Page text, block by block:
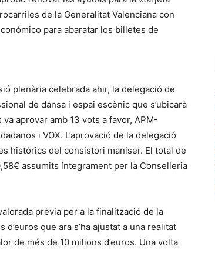
plenària celebrada ahir, la delegació de
de dansa i espai escènic que s’ubicarà
va aprovar amb 13 vots a favor, APM-
i VOX. L’aprovació de la delegació
històrics del consistori maniser. El total de
assumits íntegrament per la Conselleria
prèvia per a la finalització de la
que ara s’ha ajustat a una realitat
de més de 10 milions d’euros. Una volta